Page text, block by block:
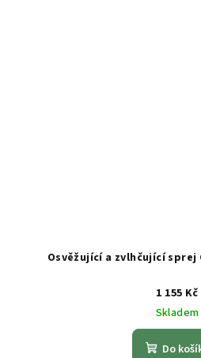
Osvěžující a zvlhčující sprej
1 155 Kč
Skladem
Do